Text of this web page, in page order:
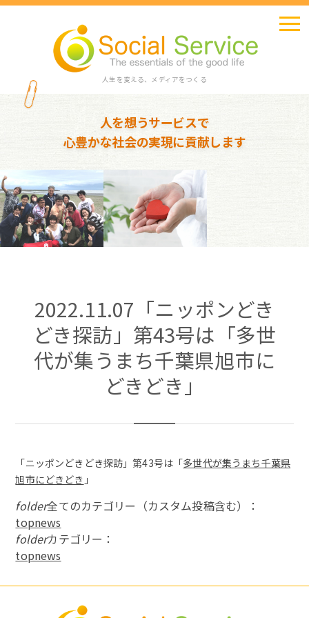
人生を変える、メディアをつくる
人を想うサービスで
心豊かな社会の実現に貢献します
2022.11.07「ニッポンどき
どき探訪」第43号は「多世
代が集うまち千葉県旭市に
どきどき」
「ニッポンどきどき探訪」第43号は「多世代が集うまち千葉県
旭市にどきどき 」
folder全てのカテゴリー（カスタム投稿含む）：
topnews
folderカテゴリー：
topnews